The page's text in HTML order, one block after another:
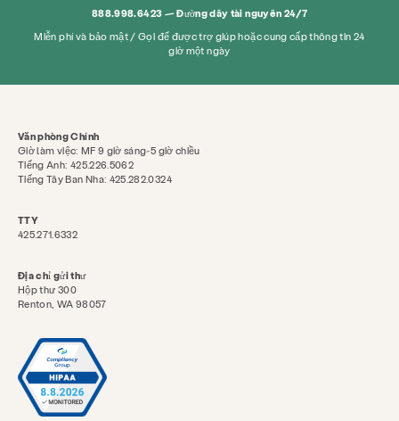
888.998.6423 — Đường dây tài nguyên 24/7
Miễn phí và bảo mật / Gọi để được trợ giúp hoặc cung cấp thông tin 24
giờ một ngày
Văn phòng Chính
Giờ làm việc: MF 9 giờ sáng-5 giờ chiều
Tiếng Anh: 425.226.5062
Tiếng Tây Ban Nha: 425.282.0324
TTY
425.271.6332
Địa chỉ gửi thư
Hộp thư 300
Renton, WA 98057